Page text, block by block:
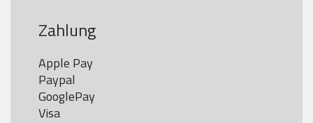
Zahlung
Apple Pay
Paypal
GooglePay
Visa